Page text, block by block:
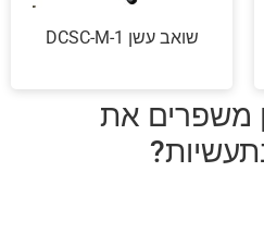
שואב עשן DCSC-M-1
משפרים את